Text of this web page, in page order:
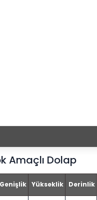
Amaçlı Dolap
Genişlik Yükseklik Derinlik